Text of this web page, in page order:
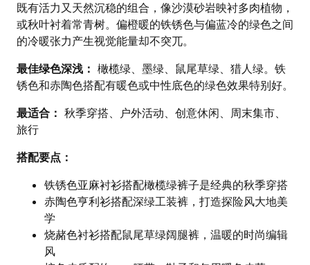
既有活力又天然沉稳的组合，像沙漠砂岩映衬多肉植物，
或秋叶衬着常青树。偏橙暖的铁锈色与偏蓝冷的绿色之间
的冷暖张力产生视觉能量却不突兀。
最佳绿色深浅： 橄榄绿、墨绿、鼠尾草绿、猎人绿。铁
锈色和赤陶色搭配有暖色或中性底色的绿色效果特别好。
最适合： 秋季穿搭、户外活动、创意休闲、周末集市、
旅行
搭配要点：
铁锈色亚麻衬衫搭配橄榄绿裤子是经典的秋季穿搭
赤陶色亨利衫搭配深绿工装裤，打造探险风大地美
学
烧赭色衬衫搭配鼠尾草绿阔腿裤，温暖的时尚编辑
风